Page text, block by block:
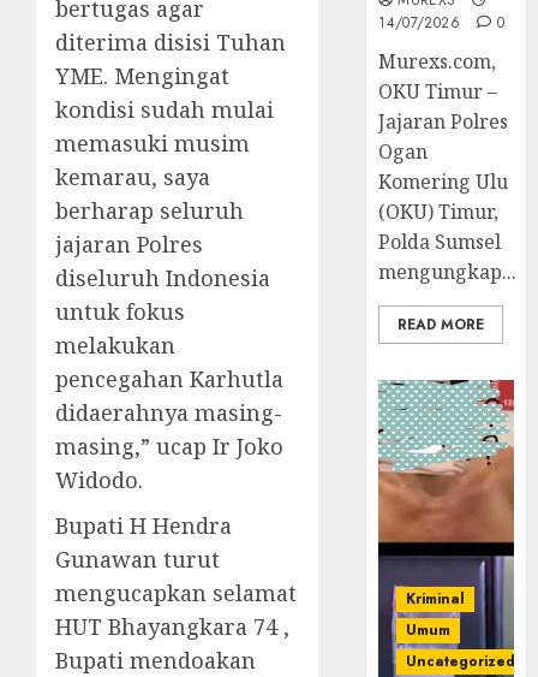
bertugas agar
diterima disisi Tuhan
YME. Mengingat
kondisi sudah mulai
memasuki musim
kemarau, saya
berharap seluruh
jajaran Polres
diseluruh Indonesia
untuk fokus
melakukan
pencegahan Karhutla
didaerahnya masing-
masing,” ucap Ir Joko
Widodo.
Bupati H Hendra
Gunawan turut
mengucapkan selamat
HUT Bhayangkara 74 ,
Bupati mendoakan
14/07/2026
0
Murexs.com,
OKU Timur –
Jajaran Polres
Ogan
Komering Ulu
(OKU) Timur,
Polda Sumsel
mengungkap...
READ MORE
Kriminal
Umum
Uncategorized